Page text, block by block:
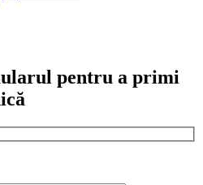
pentru a primi